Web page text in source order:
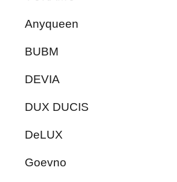
Anyqueen
BUBM
DEVIA
DUX DUCIS
DeLUX
Goevno